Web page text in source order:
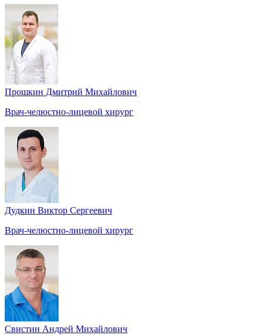
Прошкин Дмитрий Михайлович
Врач-челюстно-лицевой хирург
Дудкин Виктор Сергеевич
Врач-челюстно-лицевой хирург
Свистин Андрей Михайлович